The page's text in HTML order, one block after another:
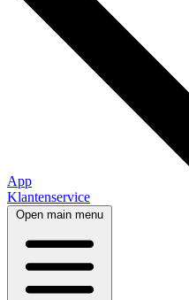
App
Klantenservice
Open main menu